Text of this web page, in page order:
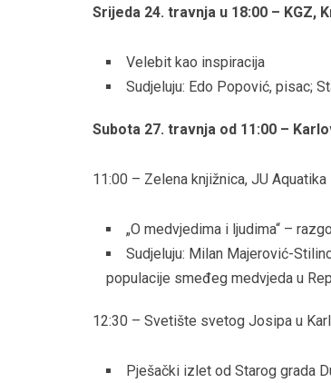
Srijeda 24. travnja u 18:00 – KGZ,
Velebit kao inspiracija
Sudjeluju: Edo Popović, pisac;
Subota 27. travnja od 11:00 –
11:00 – Zelena knjižnica, JU
„O medvjedima i ljudima“ –
Sudjeluju: Milan Majerović-
populacije smeđeg medvjeda u
12:30 – Svetište svetog Josipa u
Pješački izlet od Starog grada